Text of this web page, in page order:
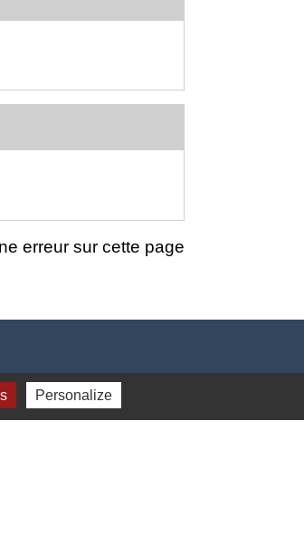
erreur sur cette page
Personalize